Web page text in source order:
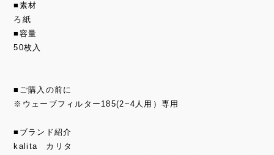
■素材
ろ紙
■容量
50枚入
■ご購入の前に
※ウェーブフィルター185(2~4人用）専用
■ブランド紹介
kalita カリタ